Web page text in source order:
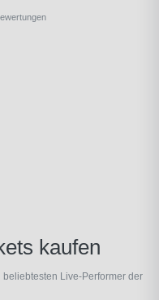
kaufen
Live-Performer der